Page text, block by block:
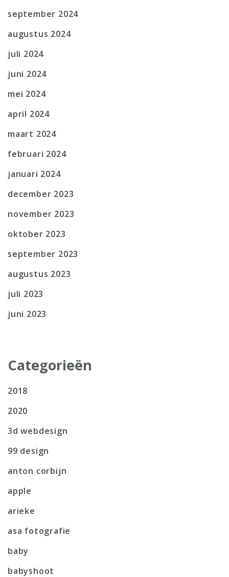
september 2024
augustus 2024
juli 2024
juni 2024
mei 2024
april 2024
maart 2024
februari 2024
januari 2024
december 2023
november 2023
oktober 2023
september 2023
augustus 2023
juli 2023
juni 2023
Categorieën
2018
2020
3d webdesign
99 design
anton corbijn
apple
arieke
asa fotografie
baby
babyshoot